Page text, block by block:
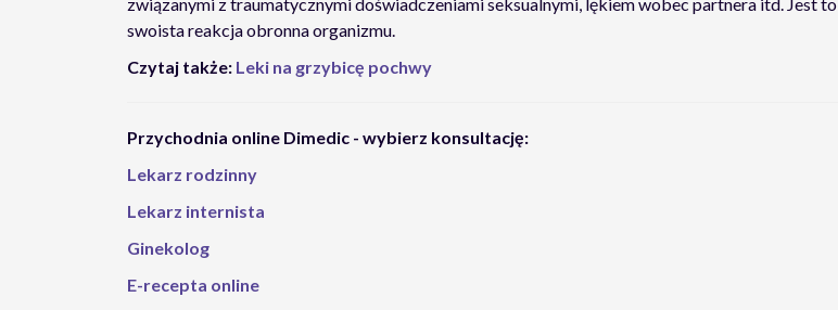
swoista reakcja obronna organizmu.
Czytaj także: Leki na grzybicę pochwy
Przychodnia online Dimedic - wybierz konsultację:
Lekarz rodzinny
Lekarz internista
Ginekolog
E-recepta online